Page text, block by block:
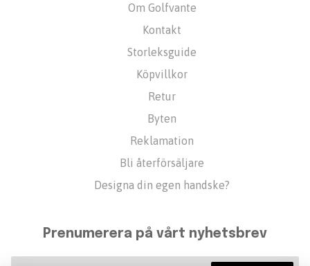
Om Golfvante
Kontakt
Storleksguide
Köpvillkor
Retur
Byten
Reklamation
Bli återförsäljare
Designa din egen handske?
Prenumerera på vårt nyhetsbrev